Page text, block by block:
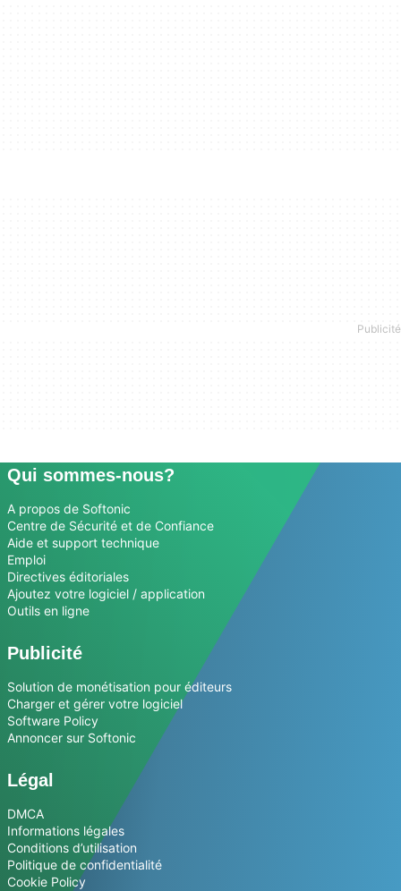
Qui sommes-nous?
A propos de Softonic
Centre de Sécurité et de Confiance
Aide et support technique
Emploi
Directives éditoriales
Ajoutez votre logiciel / application
Outils en ligne
Publicité
Solution de monétisation pour éditeurs
Charger et gérer votre logiciel
Software Policy
Annoncer sur Softonic
Légal
DMCA
Informations légales
Conditions d’utilisation
Politique de confidentialité
Cookie Policy